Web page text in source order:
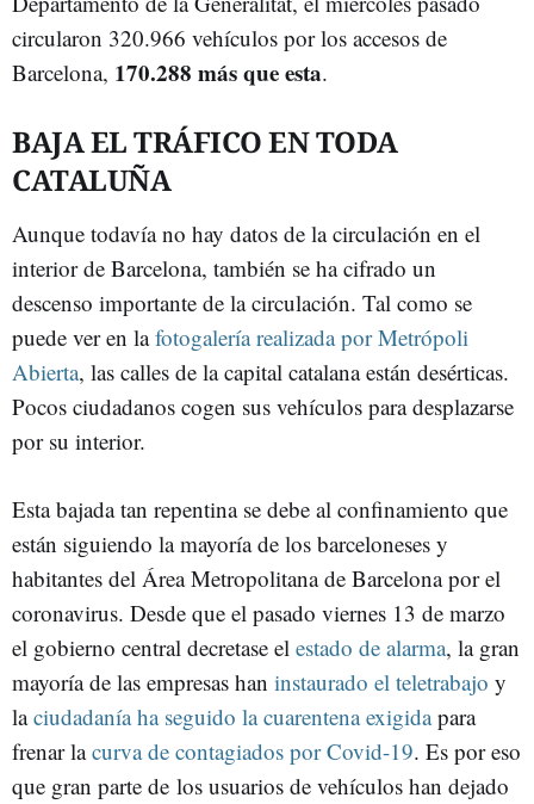
circularon 320.966 vehículos por los accesos de
Barcelona, 170.288 más que esta.
BAJA EL TRÁFICO EN TODA
CATALUÑA
Aunque todavía no hay datos de la circulación en el
interior de Barcelona, también se ha cifrado un
descenso importante de la circulación. Tal como se
puede ver en lafotogalería realizada por Metrópoli
Abierta, las calles de la capital catalana están desérticas.
Pocos ciudadanos cogen sus vehículos para desplazarse
por su interior.
Esta bajada tan repentina se debe al confinamiento que
están siguiendo la mayoría de los barceloneses y
habitantes del Área Metropolitana de Barcelona por el
coronavirus. Desde que el pasado viernes 13 de marzo
el gobierno central decretase el estado de alarma, la gran
mayoría de las empresas han instaurado el teletrabajo y
laciudadanía ha seguido la cuarentena exigidapara
frenar lacurva de contagiados por Covid-19. Es por eso
que gran parte de los usuarios de vehículos han dejado